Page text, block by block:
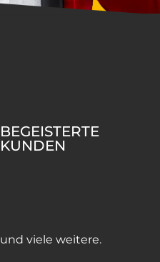
BEGEISTERTE
KUNDEN
und viele weitere.